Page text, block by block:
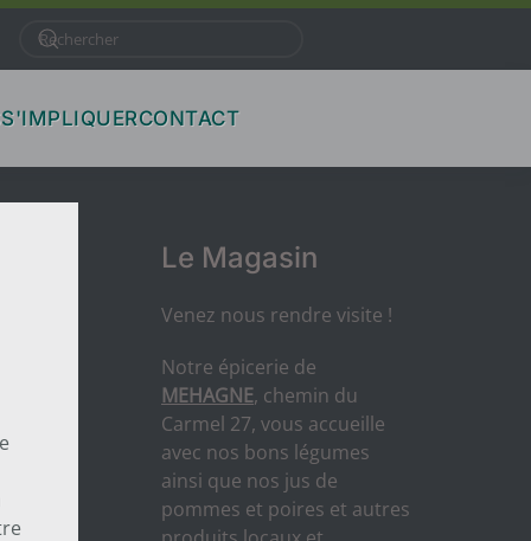
S'IMPLIQUERCONTACT
Le Magasin
Venez nous rendre visite !
Notre épicerie de
MEHAGNE, chemin du
Carmel 27, vous accueille
avec nos bons légumes
ainsi que nos jus de
pommes et poires et autres